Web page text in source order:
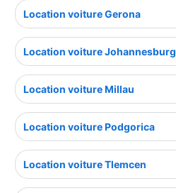
Location voiture Gerona
Location voiture Johannesburg
Location voiture Millau
Location voiture Podgorica
Location voiture Tlemcen